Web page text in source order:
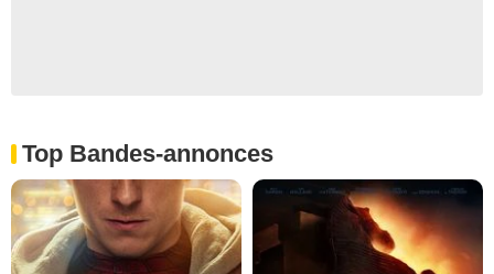
Top Bandes-annonces